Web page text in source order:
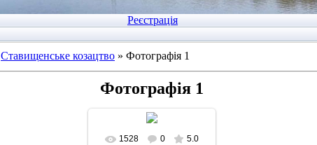
Реєстрація
Ставищенське козацтво » Фотографія 1
Фотографія 1
У реальному розмірі
1528 0 5.0